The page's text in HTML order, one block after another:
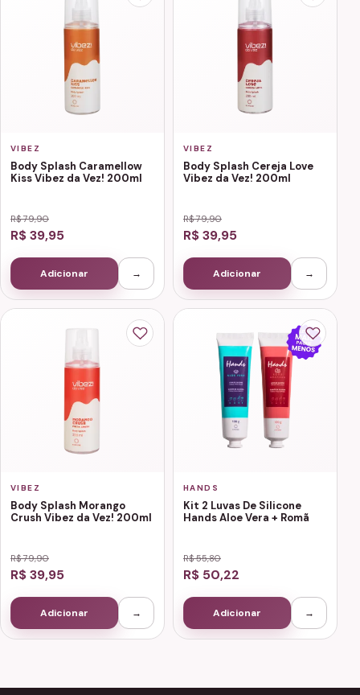
VIBEZ
Body Splash Caramellow
Kiss Vibez da Vez! 200ml
R$ 79,90
R$ 39,95
Adicionar →
VIBEZ
Body Splash Cereja Love
Vibez da Vez! 200ml
R$ 79,90
R$ 39,95
Adicionar →
VIBEZ
Body Splash Morango
Crush Vibez da Vez! 200ml
R$ 79,90
R$ 39,95
Adicionar →
HANDS
Kit 2 Luvas De Silicone
Hands Aloe Vera + Romã
R$ 55,80
R$ 50,22
Adicionar →